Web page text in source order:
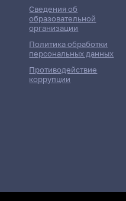
Сведения об
образовательной
организации
Политика обработки
персональных данных
Противодействие
коррупции